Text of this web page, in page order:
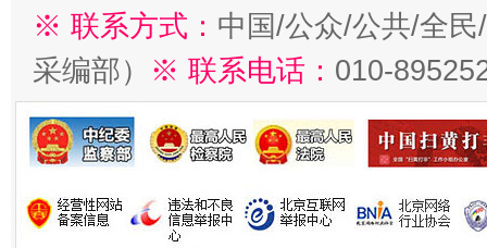
※ 联系方式： 中国/公众/公共/全
采编部） ※ 联系电话： 010-